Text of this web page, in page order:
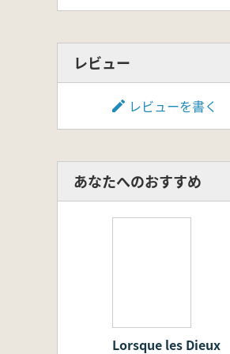
レビュー
レビューを書く
あなたへのおすすめ
Lorsque les Dieux